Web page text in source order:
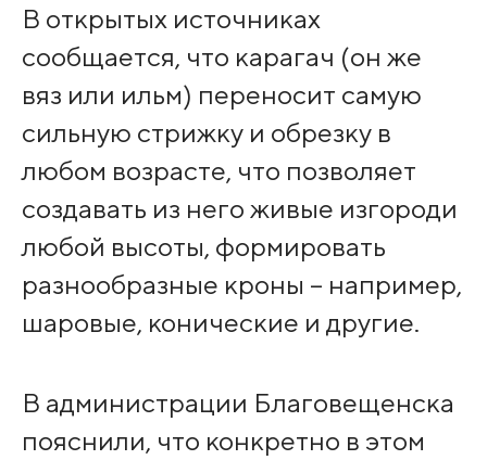
В открытых источниках
сообщается, что карагач (он же
вяз или ильм) переносит самую
сильную стрижку и обрезку в
любом возрасте, что позволяет
создавать из него живые изгороди
любой высоты, формировать
разнообразные кроны – например,
шаровые, конические и другие.
В администрации Благовещенска
пояснили, что конкретно в этом